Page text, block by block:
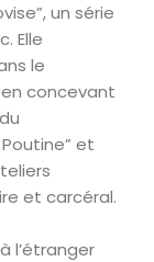
un série
Elle
le
concevant
Poutine” et
et carcéral.
l’étranger